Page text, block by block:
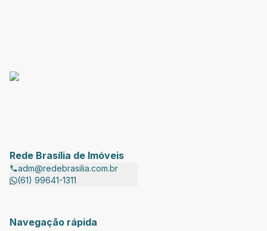
Rede Brasília de Imóveis
adm@redebrasilia.com.br
(61) 99641-1311
Navegação rápida